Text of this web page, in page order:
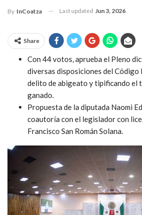
By InCoatza Last updated Jun 3, 2026
Share
Con 44 votos, aprueba el Pleno
diversas disposiciones del Código
delito de abigeato y tipificando el
ganado.
Propuesta de la diputada Naomi
coautoría con el legislador con
Francisco San Román Solana.